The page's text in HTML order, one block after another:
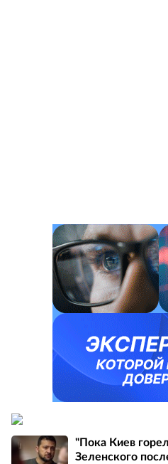
"Пока Киев
Зеленского